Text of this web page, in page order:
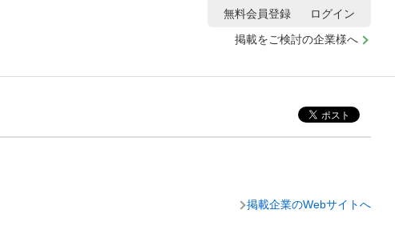
掲載をご検討の企業様へ
無料会員登録 ログイン
掲載企業のWebサイトへ